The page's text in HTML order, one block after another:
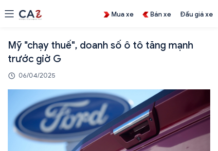
Mua xe Bán xe Đấu giá xe
Mỹ "chạy thuế", doanh số ô tô tăng mạnh
trước giờ G
06/04/2025